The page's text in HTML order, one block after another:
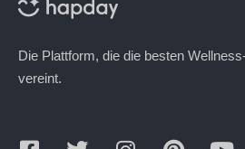
Die Plattform, die die besten
vereint.